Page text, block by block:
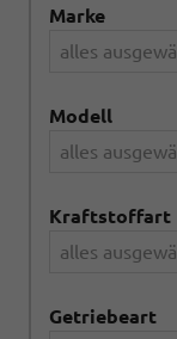
Marke
alles
Modell
alles
Kraftstoffart
alles
Getriebeart